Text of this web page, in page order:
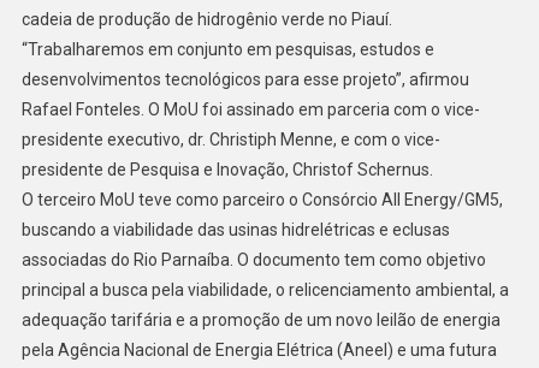
cadeia de produção de hidrogênio verde no Piauí.
“Trabalharemos em conjunto em pesquisas, estudos e
desenvolvimentos tecnológicos para esse projeto”, afirmou
Rafael Fonteles. O MoU foi assinado em parceria com o vice-
presidente executivo, dr. Christiph Menne, e com o vice-
presidente de Pesquisa e Inovação, Christof Schernus.
O terceiro MoU teve como parceiro o Consórcio All Energy/GM5,
buscando a viabilidade das usinas hidrelétricas e eclusas
associadas do Rio Parnaíba. O documento tem como objetivo
principal a busca pela viabilidade, o relicenciamento ambiental, a
adequação tarifária e a promoção de um novo leilão de energia
pela Agência Nacional de Energia Elétrica (Aneel) e uma futura